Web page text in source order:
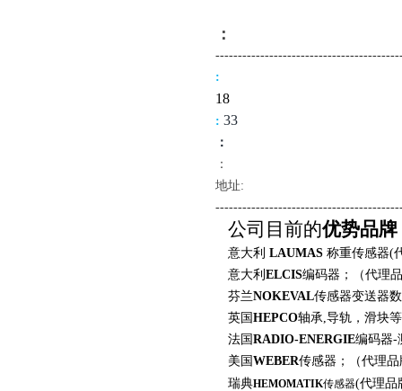
：
-------------------------------------
:
18
: 33
：
：
地址:
--------------------------------------
公司目前的优势品牌
意大利 LAUMAS 称重传感器(
意大利 ELCIS编码器；（代理
芬兰NOKEVAL传感器变送器
英国 HEPCO轴承,导轨，滑块
法国 RADIO-ENERGIE编码器-
美国 WEBER传感器；（代理品
瑞典HEMOMATIK传感器(代理品